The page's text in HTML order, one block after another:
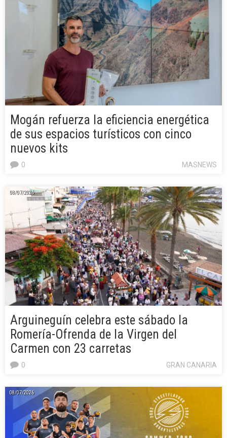
Mogán refuerza la eficiencia energética
de sus espacios turísticos con cinco
nuevos kits
MASNEWS
0
08/07/2026
Arguineguín celebra este sábado la
Romería-Ofrenda de la Virgen del
Carmen con 23 carretas
GRAN CANARIA
0
08/07/2026